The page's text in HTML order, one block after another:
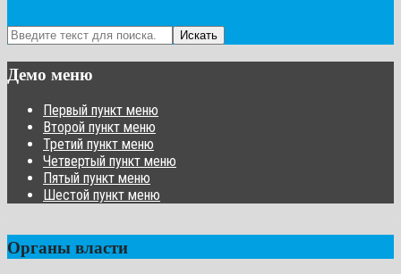
Искать
Демо меню
Первый пункт меню
Второй пункт меню
Третий пункт меню
Четвертый пункт меню
Пятый пункт меню
Шестой пункт меню
Органы власти